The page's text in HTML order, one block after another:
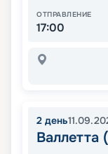
ОТПРАВЛЕНИЕ
17:00
2 день
Валлетта